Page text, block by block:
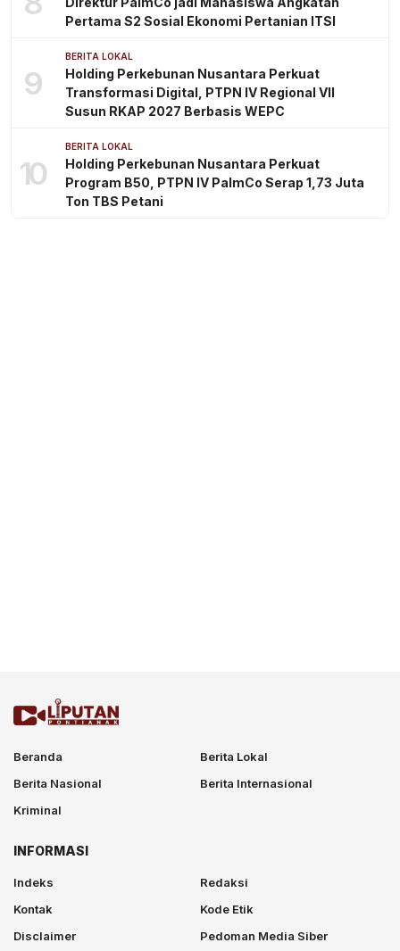
Pertama S2 Sosial Ekonomi Pertanian ITSI
9
BERITA LOKAL
Holding Perkebunan Nusantara Perkuat
Transformasi Digital, PTPN IV Regional VII
Susun RKAP 2027 Berbasis WEPC
10
BERITA LOKAL
Holding Perkebunan Nusantara Perkuat
Program B50, PTPN IV PalmCo Serap 1,73 Juta
Ton TBS Petani
Beranda
Berita Lokal
Berita Nasional
Berita Internasional
Kriminal
INFORMASI
Indeks
Redaksi
Kontak
Kode Etik
Disclaimer
Pedoman Media Siber